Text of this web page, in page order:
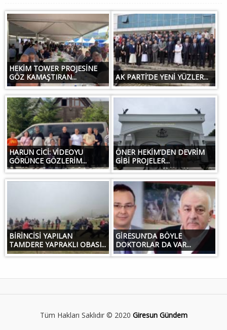
HEKİM TOWER PROJESİNE
GÖZ KAMAŞTIRAN...
AK PARTİ’DE YENİ YÜZLER...
HARUN CİCİ: VİDEOYU
GÖRÜNCE GÖZLERİM...
ÖNER HEKİM’DEN DEVRİM
GİBİ PROJELER...
BİRİNCİSİ YAPILAN
TAMDERE YAPRAKLI OBASI...
GİRESUN’DA BÖYLE
DOKTORLAR DA VAR...
Tüm Hakları Saklıdır © 2020 Giresun Gündem